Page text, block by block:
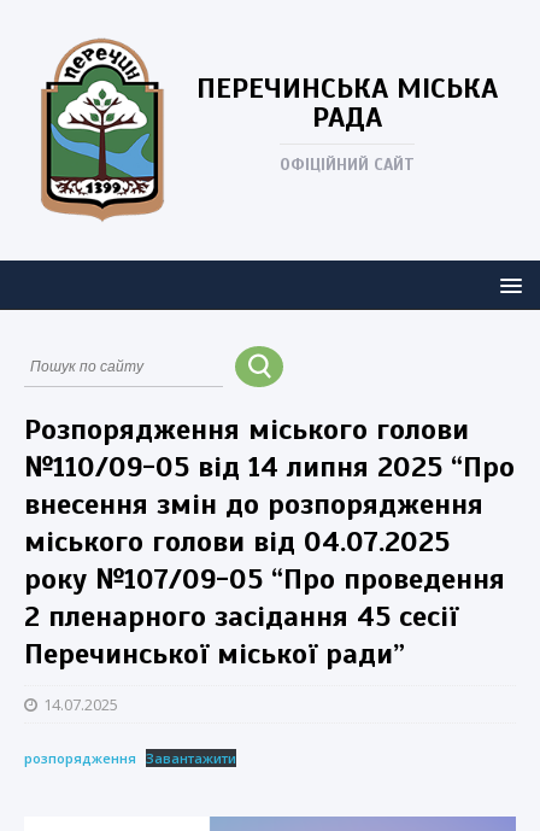
ПЕРЕЧИНСЬКА МІСЬКА
РАДА
ОФІЦІЙНИЙ САЙТ
Розпорядження міського голови
№110/09-05 від 14 липня 2025 “Про
внесення змін до розпорядження
міського голови від 04.07.2025
року №107/09-05 “Про проведення
2 пленарного засідання 45 сесії
Перечинської міської ради”
14.07.2025
розпорядження Завантажити